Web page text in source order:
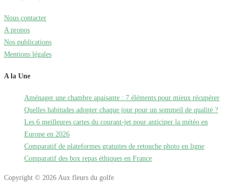
Nous contacter
A propos
Nos publications
Mentions légales
A la Une
Aménager une chambre apaisante : 7 éléments pour mieux récupérer
Quelles habitudes adopter chaque jour pour un sommeil de qualité ?
Les 6 meilleures cartes du courant-jet pour anticiper la météo en
Europe en 2026
Comparatif de plateformes gratuites de retouche photo en ligne
Comparatif des box repas éthiques en France
Copyright © 2026 Aux fleurs du golfe